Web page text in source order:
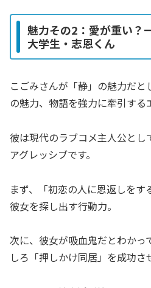
魅力その2：愛が重い？
大学生・志恩くん
こごみさんが「静」の魅力だと
の魅力、物語を強力に牽引する
彼は現代のラブコメ主人公とし
アグレッシブです。
まず、「初恋の人に恩返しをす
彼女を探し出す行動力。
次に、彼女が吸血鬼だとわかっ
しろ「押しかけ同居」を成功さ